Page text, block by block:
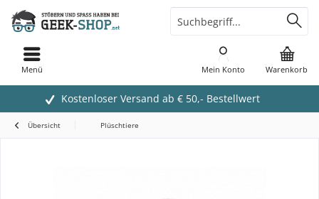
Kostenloser Versand ab € 50,- Bestellwert
Warenkorb
Mein Konto
Menü
Übersicht Plüschtiere